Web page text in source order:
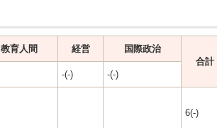
教育人間 経営
国際政治
合計
-(-) -(-)
6(-)